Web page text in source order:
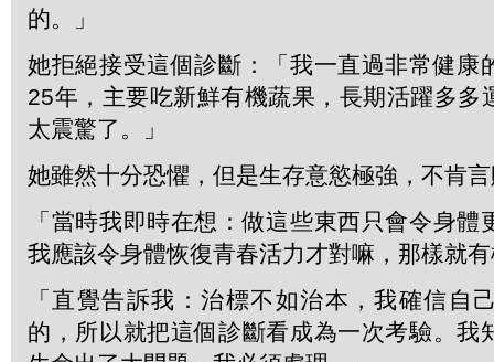
的。」
她拒絕接受這個診斷：「我一直過非常健康
25年，主要吃新鮮有機蔬果，長期活躍多多
太震驚了。」
她雖然十分恐懼，但是生存意慾極強，不肯
「當時我即時在想：做這些東西只會令身體
我應該令身體恢復青春活力才對嘛，那樣就
「直覺告訴我：治標不如治本，我確信自
的，所以就把這個診斷看成為一次考驗。我